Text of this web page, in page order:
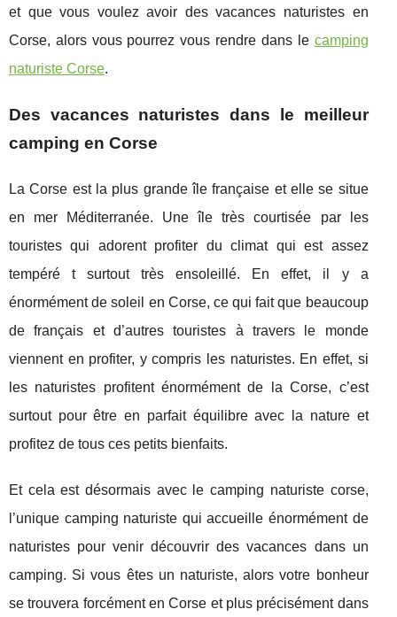
et que vous voulez avoir des vacances naturistes en
Corse, alors vous pourrez vous rendre dans le camping
naturiste Corse.
Des vacances naturistes dans le meilleur
camping en Corse
La Corse est la plus grande île française et elle se situe
en mer Méditerranée. Une île très courtisée par les
touristes qui adorent profiter du climat qui est assez
tempéré t surtout très ensoleillé. En effet, il y a
énormément de soleil en Corse, ce qui fait que beaucoup
de français et d’autres touristes à travers le monde
viennent en profiter, y compris les naturistes. En effet, si
les naturistes profitent énormément de la Corse, c’est
surtout pour être en parfait équilibre avec la nature et
profitez de tous ces petits bienfaits.
Et cela est désormais avec le camping naturiste corse,
l’unique camping naturiste qui accueille énormément de
naturistes pour venir découvrir des vacances dans un
camping. Si vous êtes un naturiste, alors votre bonheur
se trouvera forcément en Corse et plus précisément dans